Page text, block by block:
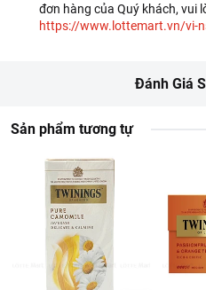
đơn hàng của Quý khách, vui
https://www.lottemart.vn/vi-
Đánh Giá
Sản phẩm tương tự